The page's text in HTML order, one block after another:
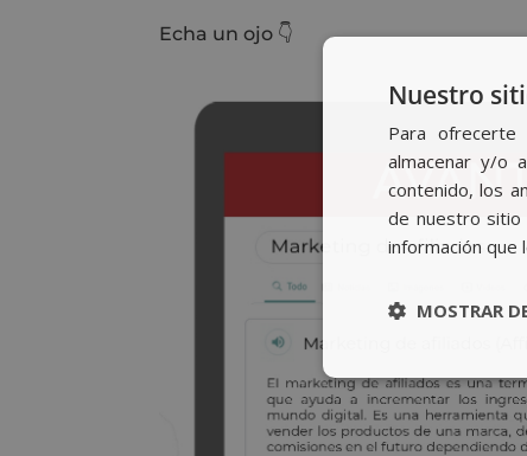
Echa un ojo 👇
Nuestro
Para ofrecerte
almacenar y/o
contenido, los
de nuestro sitio
información que
MOSTRAR